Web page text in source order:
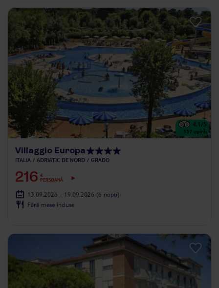
4.1/5
557 opinii
Villaggio Europa
ITALIA ADRIATIC DE NORD GRADO
216 €
PERSOANĂ
13.09.2026 - 19.09.2026 (6 nopți)
Fără mese incluse